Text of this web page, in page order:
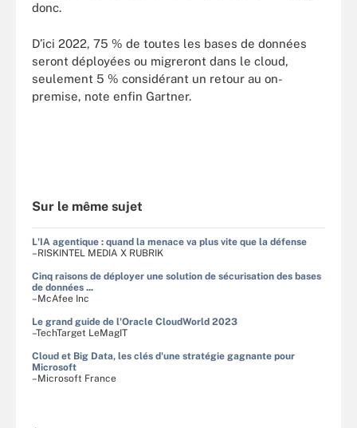
donc.
D’ici 2022, 75 % de toutes les bases de données
seront déployées ou migreront dans le cloud,
seulement 5 % considérant un retour au on-
premise, note enfin Gartner.
Sur le même sujet
L'IA agentique : quand la menace va plus vite que la défense
–RISKINTEL MEDIA X RUBRIK
Cinq raisons de déployer une solution de sécurisation des bases
de données ...
–McAfee Inc
Le grand guide de l'Oracle CloudWorld 2023
–TechTarget LeMagIT
Cloud et Big Data, les clés d'une stratégie gagnante pour
Microsoft
–Microsoft France